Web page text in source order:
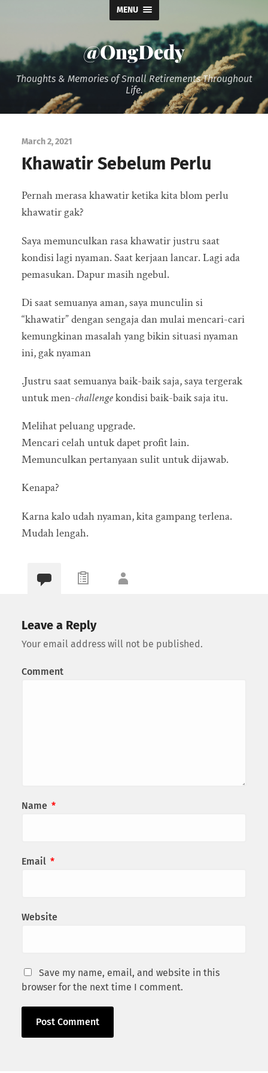
MENU
@OngDedy
Thoughts & Memories of Small Retirements Throughout
Life.
March 2, 2021
Khawatir Sebelum Perlu
Pernah merasa khawatir ketika kita blom perlu
khawatir gak?
Saya memunculkan rasa khawatir justru saat
kondisi lagi nyaman. Saat kerjaan lancar. Lagi ada
pemasukan. Dapur masih ngebul.
Di saat semuanya aman, saya munculin si
“khawatir” dengan sengaja dan mulai mencari-cari
kemungkinan masalah yang bikin situasi nyaman
ini, gak nyaman
.Justru saat semuanya baik-baik saja, saya tergerak
untuk men-challengekondisi baik-baik saja itu.
Melihat peluang upgrade.
Mencari celah untuk dapet profit lain.
Memunculkan pertanyaan sulit untuk dijawab.
Kenapa?
Karna kalo udah nyaman, kita gampang terlena.
Mudah lengah.
Leave a Reply
Your email address will not be published.
Comment
Name *
Email *
Website
Save my name, email, and website in this
browser for the next time I comment.